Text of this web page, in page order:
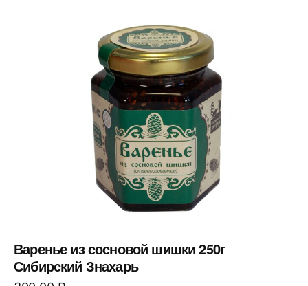
Варенье из сосновой шишки 250г
Сибирский Знахарь